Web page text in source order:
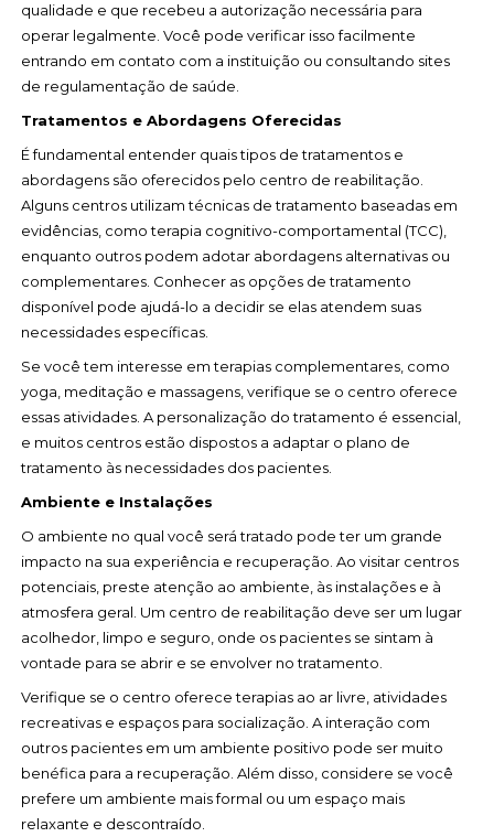
qualidade e que recebeu a autorização necessária para
operar legalmente. Você pode verificar isso facilmente
entrando em contato com a instituição ou consultando sites
de regulamentação de saúde.
Tratamentos e Abordagens Oferecidas
É fundamental entender quais tipos de tratamentos e
abordagens são oferecidos pelo centro de reabilitação.
Alguns centros utilizam técnicas de tratamento baseadas em
evidências, como terapia cognitivo-comportamental (TCC),
enquanto outros podem adotar abordagens alternativas ou
complementares. Conhecer as opções de tratamento
disponível pode ajudá-lo a decidir se elas atendem suas
necessidades específicas.
Se você tem interesse em terapias complementares, como
yoga, meditação e massagens, verifique se o centro oferece
essas atividades. A personalização do tratamento é essencial,
e muitos centros estão dispostos a adaptar o plano de
tratamento às necessidades dos pacientes.
Ambiente e Instalações
O ambiente no qual você será tratado pode ter um grande
impacto na sua experiência e recuperação. Ao visitar centros
potenciais, preste atenção ao ambiente, às instalações e à
atmosfera geral. Um centro de reabilitação deve ser um lugar
acolhedor, limpo e seguro, onde os pacientes se sintam à
vontade para se abrir e se envolver no tratamento.
Verifique se o centro oferece terapias ao ar livre, atividades
recreativas e espaços para socialização. A interação com
outros pacientes em um ambiente positivo pode ser muito
benéfica para a recuperação. Além disso, considere se você
prefere um ambiente mais formal ou um espaço mais
relaxante e descontraído.